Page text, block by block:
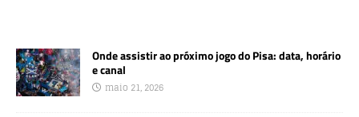
Onde assistir ao próximo jogo do Pisa: data, horário
e canal
maio 21, 2026